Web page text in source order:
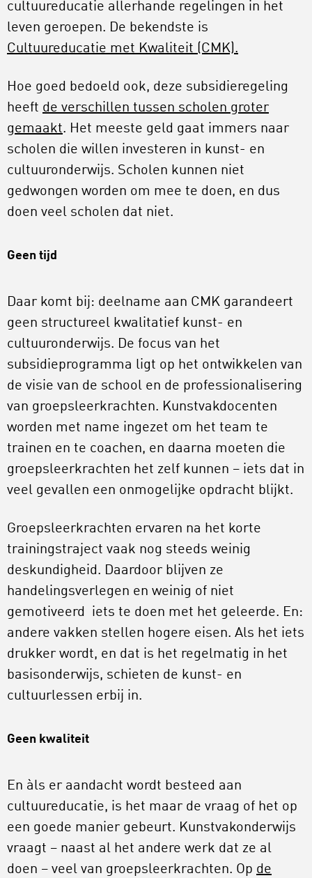
cultuureducatie allerhande regelingen in het
leven geroepen. De bekendste is
Cultuureducatie met Kwaliteit (CMK).
Hoe goed bedoeld ook, deze subsidieregeling
heeft de verschillen tussen scholen groter
gemaakt. Het meeste geld gaat immers naar
scholen die willen investeren in kunst- en
cultuuronderwijs. Scholen kunnen niet
gedwongen worden om mee te doen, en dus
doen veel scholen dat niet.
Geen tijd
Daar komt bij: deelname aan CMK garandeert
geen structureel kwalitatief kunst- en
cultuuronderwijs. De focus van het
subsidieprogramma ligt op het ontwikkelen van
de visie van de school en de professionalisering
van groepsleerkrachten. Kunstvakdocenten
worden met name ingezet om het team te
trainen en te coachen, en daarna moeten die
groepsleerkrachten het zelf kunnen – iets dat in
veel gevallen een onmogelijke opdracht blijkt.
Groepsleerkrachten ervaren na het korte
trainingstraject vaak nog steeds weinig
deskundigheid. Daardoor blijven ze
handelingsverlegen en weinig of niet
gemotiveerd iets te doen met het geleerde. En:
andere vakken stellen hogere eisen. Als het iets
drukker wordt, en dat is het regelmatig in het
basisonderwijs, schieten de kunst- en
cultuurlessen erbij in.
Geen kwaliteit
En àls er aandacht wordt besteed aan
cultuureducatie, is het maar de vraag of het op
een goede manier gebeurt. Kunstvakonderwijs
vraagt – naast al het andere werk dat ze al
doen – veel van groepsleerkrachten. Op de